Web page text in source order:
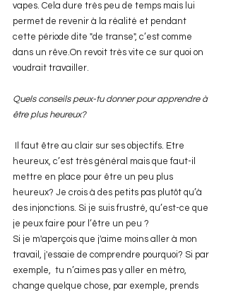
vapes. Cela dure très peu de temps mais lui
permet de revenir à la réalité et pendant
cette période dite "de transe", c’est comme
dans un rêve.On revoit très vite ce sur quoi on
voudrait travailler.
Quels conseils peux-tu donner pour apprendre à
être plus heureux?
heureux, c’est très général mais que faut-il
mettre en place pour être un peu plus
heureux? Je crois à des petits pas plutôt qu’à
des injonctions. Si je suis frustré, qu’est-ce que
je peux faire pour l’être un peu ?
Si je m'aperçois que j'aime moins aller à mon
travail, j'essaie de comprendre pourquoi? Si par
exemple,  tu n’aimes pas y aller en métro,
change quelque chose, par exemple, prends